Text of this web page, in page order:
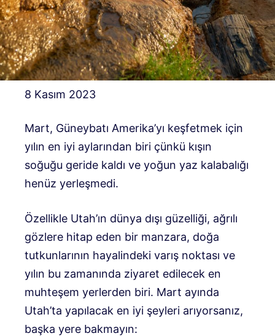
8 Kasım 2023
Mart, Güneybatı Amerika’yı keşfetmek için
yılın en iyi aylarından biri çünkü kışın
soğuğu geride kaldı ve yoğun yaz kalabalığı
henüz yerleşmedi.
Özellikle Utah’ın dünya dışı güzelliği, ağrılı
gözlere hitap eden bir manzara, doğa
tutkunlarının hayalindeki varış noktası ve
yılın bu zamanında ziyaret edilecek en
muhteşem yerlerden biri. Mart ayında
Utah’ta yapılacak en iyi şeyleri arıyorsanız,
başka yere bakmayın: